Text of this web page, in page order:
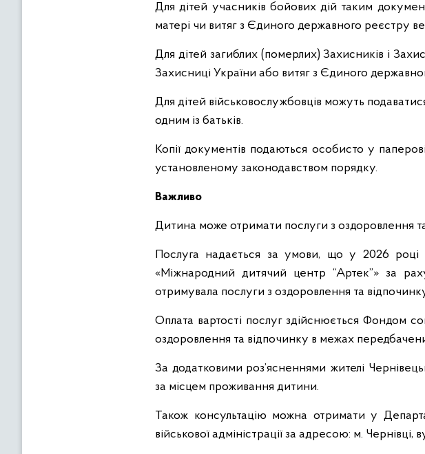
Для дітей учасників бойових дій таким
матері чи витяг з Єдиного державного реєстру
Для дітей загиблих (померлих) Захисників і
Захисниці України або витяг з Єдиного
Для дітей військовослужбовців можуть
одним із батьків.
Копії документів подаються особисто у
установленому законодавством порядку.
Важливо
Дитина може отримати послуги з оздоровлення
Послуга надається за умови, що у 2026 році
«Міжнародний дитячий центр “Артек”» за
отримувала послуги з оздоровлення та
Оплата вартості послуг здійснюється Фондом
оздоровлення та відпочинку в межах
За додатковими роз’ясненнями жителі
за місцем проживання дитини.
Також консультацію можна отримати у
військової адміністрації за адресою: м. Чернівці,